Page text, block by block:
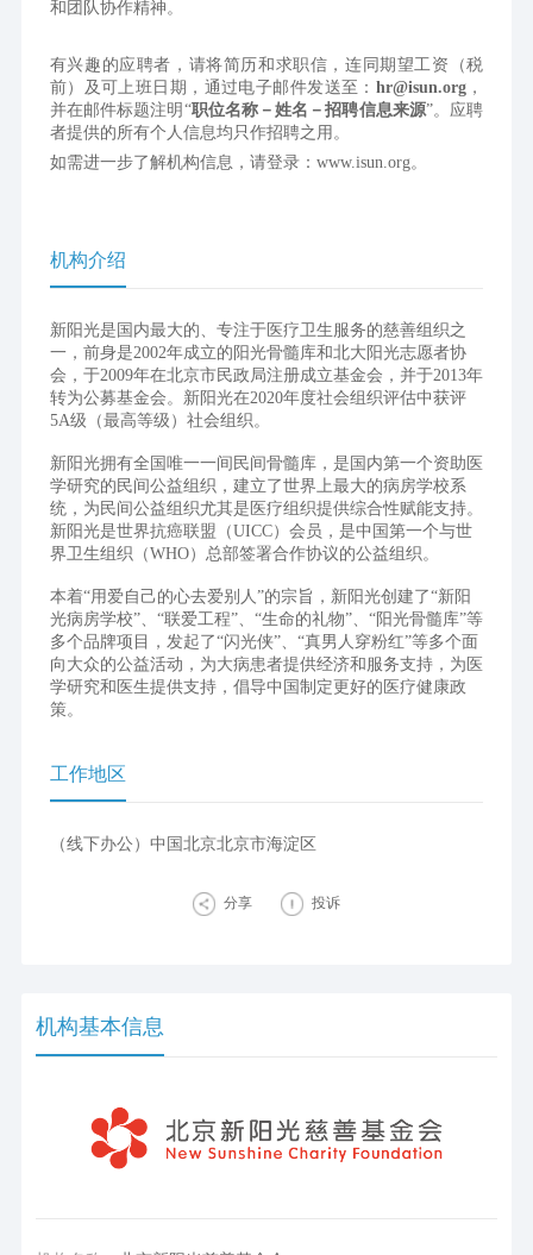
和团队协作精神。
有兴趣的应聘者，请将简历和求职信，连同期望工资（税
前）及可上班日期，通过电子邮件发送至： hr@isun.org，
并在邮件标题注明“职位名称－姓名－招聘信息来源”。应聘
者提供的所有个人信息均只作招聘之用。
如需进一步了解机构信息，请登录：www.isun.org。
机构介绍
新阳光是国内最大的、专注于医疗卫生服务的慈善组织之
一，前身是2002年成立的阳光骨髓库和北大阳光志愿者协
会，于2009年在北京市民政局注册成立基金会，并于2013年
转为公募基金会。新阳光在2020年度社会组织评估中获评
5A级（最高等级）社会组织。
新阳光拥有全国唯一一间民间骨髓库，是国内第一个资助医
学研究的民间公益组织，建立了世界上最大的病房学校系
统，为民间公益组织尤其是医疗组织提供综合性赋能支持。
新阳光是世界抗癌联盟（UICC）会员，是中国第一个与世
界卫生组织（WHO）总部签署合作协议的公益组织。
本着“用爱自己的心去爱别人”的宗旨，新阳光创建了“新阳
光病房学校”、“联爱工程”、“生命的礼物”、“阳光骨髓库”等
多个品牌项目，发起了“闪光侠”、“真男人穿粉红”等多个面
向大众的公益活动，为大病患者提供经济和服务支持，为医
学研究和医生提供支持，倡导中国制定更好的医疗健康政
策。
工作地区
（线下办公）中国北京北京市海淀区
分享 投诉
机构基本信息